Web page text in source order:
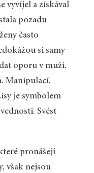
vyvíjel a získával
pozadu
často
si samy
oporu v muži.
Manipulací,
je symbolem
Svést
pronášejí
však nejsou